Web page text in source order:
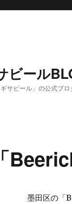
ビール
サビール」の公式ブロ
墨田区の「